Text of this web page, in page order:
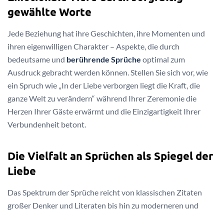
gewählte Worte
Jede Beziehung hat ihre Geschichten, ihre Momenten und
ihren eigenwilligen Charakter – Aspekte, die durch
bedeutsame und berührende Sprüche optimal zum
Ausdruck gebracht werden können. Stellen Sie sich vor, wie
ein Spruch wie „In der Liebe verborgen liegt die Kraft, die
ganze Welt zu verändern“ während Ihrer Zeremonie die
Herzen Ihrer Gäste erwärmt und die Einzigartigkeit Ihrer
Verbundenheit betont.
Die Vielfalt an Sprüchen als Spiegel der
Liebe
Das Spektrum der Sprüche reicht von klassischen Zitaten
großer Denker und Literaten bis hin zu moderneren und